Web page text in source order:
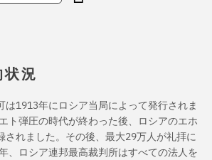
状況
は1913年にロシア当局によって発行されま
ト弾圧の時代が終わった後、ロシアのエホ
されました。その後、最大29万人が礼拝に
、ロシア連邦最高裁判所はすべての法人を